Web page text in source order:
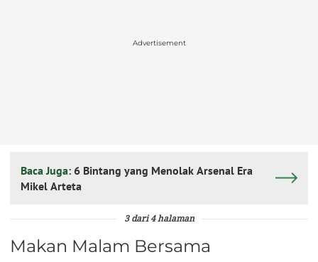
Advertisement
Baca Juga: 6 Bintang yang Menolak Arsenal Era
Mikel Arteta
3 dari 4 halaman
Makan Malam Bersama